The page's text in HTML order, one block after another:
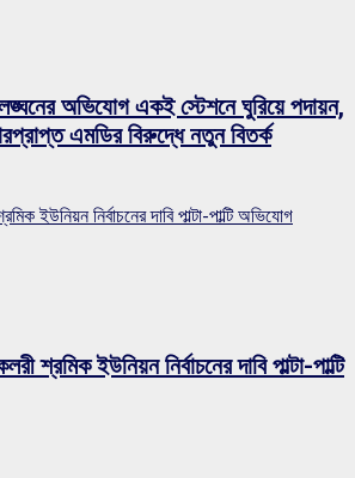
লঙ্ঘনের অভিযোগ একই স্টেশনে ঘুরিয়ে পদায়ন,
এমডির বিরুদ্ধে নতুন বিতর্ক
ইউনিয়ন নির্বাচনের দাবি পাল্টা-পাল্টি অভিযোগ
শ্রমিক ইউনিয়ন নির্বাচনের দাবি পাল্টা-পাল্টি